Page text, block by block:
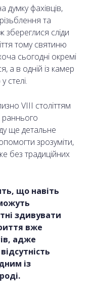
думку фахівців,
та
збереглися сліди
тому святиню
сьогодні окремі
а в одній із камер
стелі.
VIII століттям
раннього
ще детальне
зрозуміти,
без традиційних
що навіть
здивувати
вже
адже
із